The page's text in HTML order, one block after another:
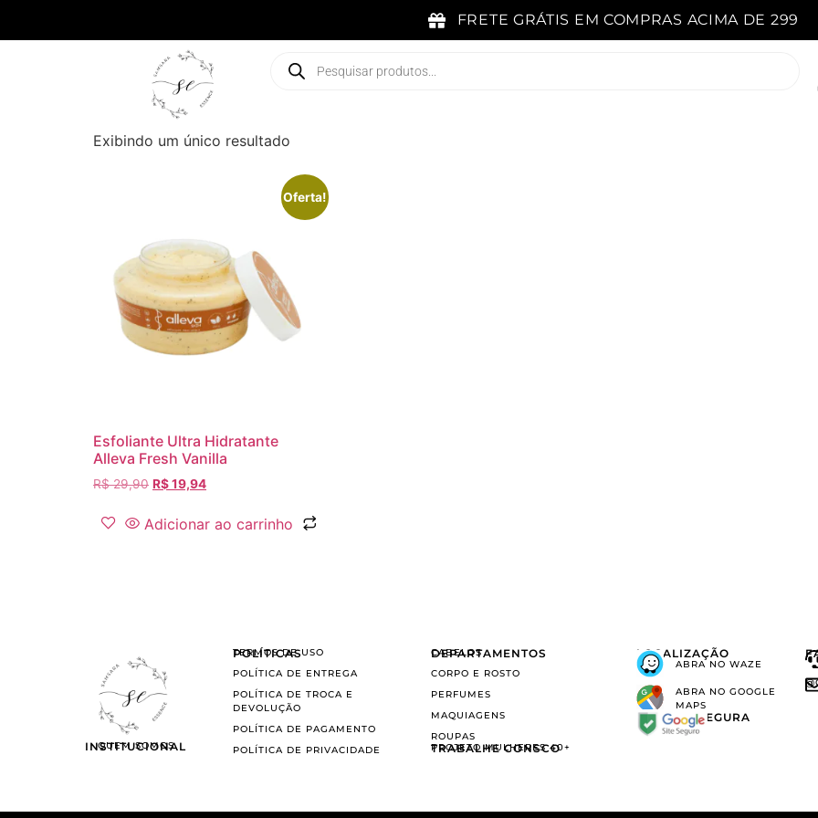
FRETE GRÁTIS EM COMPRAS ACIMA DE 299
Exibindo um único resultado
Oferta!
Esfoliante Ultra Hidratante
Alleva Fresh Vanilla
R$29,90 R$19,94
Adicionar ao carrinho
INSTITUCIONAL
QUEM SOMOS
POLÍTICAS
TERMOS DE USO
POLÍTICA DE ENTREGA
POLÍTICA DE TROCA E
DEVOLUÇÃO
POLÍTICA DE PAGAMENTO
POLÍTICA DE PRIVACIDADE
DEPARTAMENTOS
CABELOS
CORPO E ROSTO
PERFUMES
MAQUIAGENS
ROUPAS
TRABALHE CONSCO
PROJETO MULHERES 40+
LOCALIZAÇÃO
ABRA NO WAZE
ABRA NO GOOGLE
MAPS
COMPRA SEGURA